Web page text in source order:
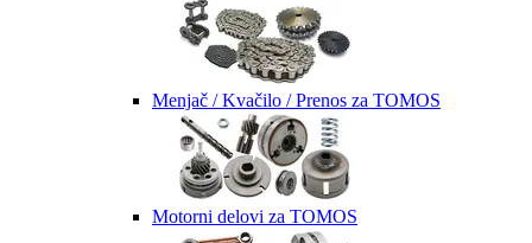
Menjač / Kvačilo / Prenos za TOMOS
Motorni delovi za TOMOS